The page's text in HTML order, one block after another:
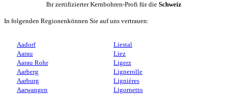
Ihr zertifizierter Kernbohren-Profi für die Schweiz
In folgenden Regionenkönnen Sie auf uns vertrauen:
Aadorf
Aarau
Aarau Rohr
Aarberg
Aarburg
Aarwangen
Liestal
Liez
Ligerz
Lignerolle
Lignières
Ligornetto